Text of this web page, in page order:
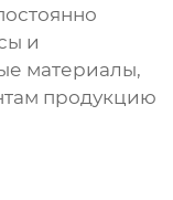
и
материалы,
продукцию